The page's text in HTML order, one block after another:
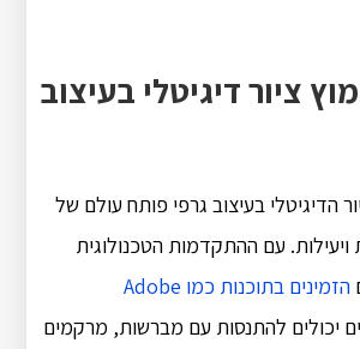
ציור דיגיטלי בעיצוב
הדיגיטלי בעיצוב גרפי פותח עולם של
ויעילות. עם ההתקדמות הטכנולוגית
הזמינים בתוכנות כמו Adobe
יכולים להתנסות עם מברשות, מרקמים